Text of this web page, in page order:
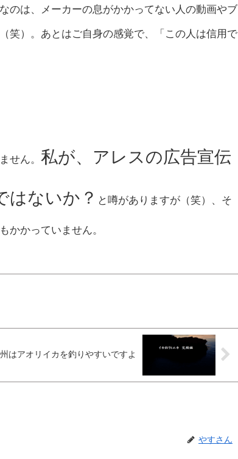
のは、メーカーの息がかかってない人の動画やブ
笑）。あとはご自身の感覚で、「この人は信用で
せん。 私が、アレスの広告宣伝
はないか？ と噂がありますが（笑）、そ
かかっていません。
はアオリイカを釣りやすいですよ
やすさん